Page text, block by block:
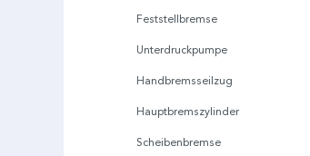
Feststellbremse
Unterdruckpumpe
Handbremsseilzug
Hauptbremszylinder
Scheibenbremse